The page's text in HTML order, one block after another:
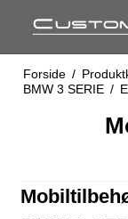
Forside /
BMW 3 SERIE /